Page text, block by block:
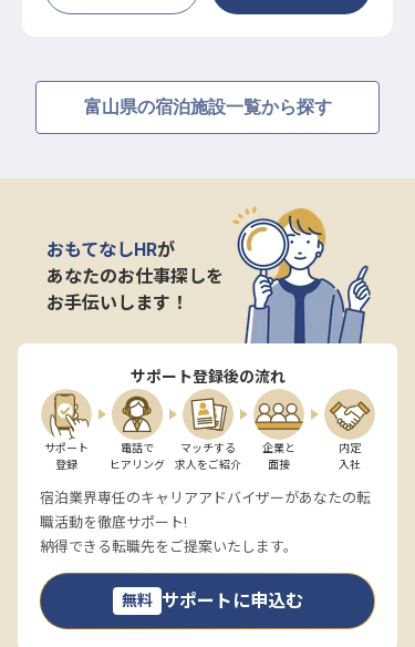
富山県の宿泊施設一覧から探す
おもてなしHRが
あなたのお仕事探しを
お手伝いします！
サポート登録後の流れ
サポート
登録
電話で
ヒアリング
マッチする
求人をご紹介
企業と
面接
内定
入社
宿泊業界専任のキャリアアドバイザーがあなたの転
職活動を徹底サポート!
納得できる転職先をご提案いたします。
無料 サポートに申込む